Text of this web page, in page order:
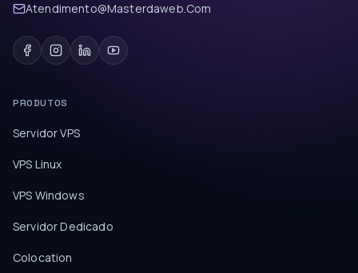
Atendimento@Masterdaweb.Com
PRODUTOS
Servidor VPS
VPS Linux
VPS Windows
Servidor Dedicado
Colocation